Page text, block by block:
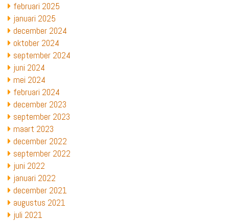
februari 2025
januari 2025
december 2024
oktober 2024
september 2024
juni 2024
mei 2024
februari 2024
december 2023
september 2023
maart 2023
december 2022
september 2022
juni 2022
januari 2022
december 2021
augustus 2021
juli 2021